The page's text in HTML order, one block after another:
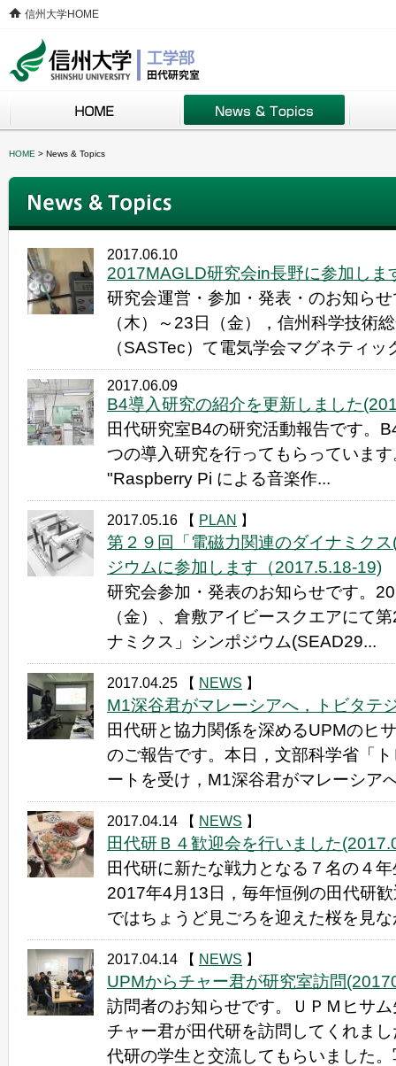
信州大学HOME
HOME > News & Topics
2017.06.10
2017MAGLD研究会in長野に参加しま
研究会運営・参加・発表・のお知ら
（木）～23日（金），信州科学技術
（SASTec）て電気学会マグネティッ
2017.06.09
B4導入研究の紹介を更新しました
田代研究室B4の研究活動報告です。
つの導入研究を行ってもらっていま
"Raspberry Pi による音楽作...
2017.05.16 【 PLAN 】
第２９回「電磁力関連のダイナミク
ジウムに参加します（2017.5.18-19)
研究会参加・発表のお知らせです。
（金）、倉敷アイビースクエアにて
ナミクス」シンポジウム(SEAD29...
2017.04.25 【 NEWS 】
M1深谷君がマレーシアへ，トビタテ
田代研と協力関係を深めるUPMのヒ
のご報告です。本日，文部科学省「
ートを受け，M1深谷君がマレーシア
2017.04.14 【 NEWS 】
田代研Ｂ４歓迎会を行いました
田代研に新たな戦力となる７名の４
2017年4月13日，毎年恒例の田代研
ではちょうど見ごろを迎えた桜を見
2017.04.14 【 NEWS 】
UPMからチャー君が研究室訪問
訪問者のお知らせです。ＵＰＭヒサ
チャー君が田代研を訪問してくれま
代研の学生と交流してもらいました